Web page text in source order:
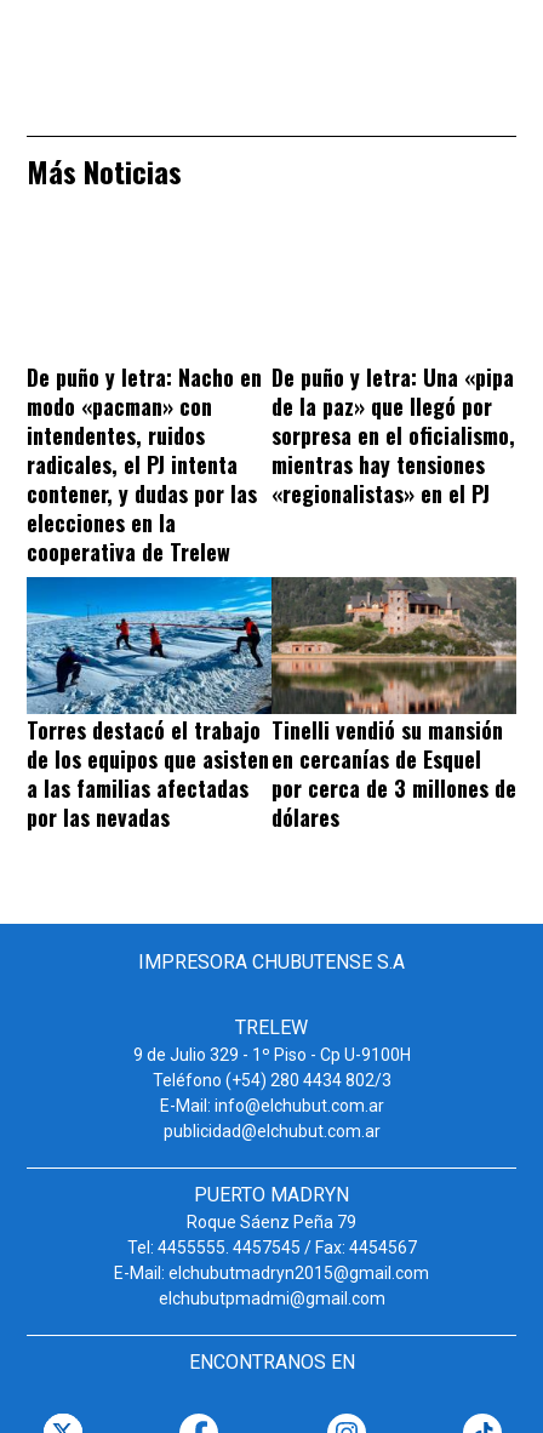
Más Noticias
De puño y letra: Nacho en
modo «pacman» con
intendentes, ruidos
radicales, el PJ intenta
contener, y dudas por las
elecciones en la
cooperativa de Trelew
De puño y letra: Una «pipa
de la paz» que llegó por
sorpresa en el oficialismo,
mientras hay tensiones
«regionalistas» en el PJ
Torres destacó el trabajo
de los equipos que asisten
a las familias afectadas
por las nevadas
Tinelli vendió su mansión
en cercanías de Esquel
por cerca de 3 millones de
dólares
IMPRESORA CHUBUTENSE S.A
TRELEW
9 de Julio 329 - 1º Piso - Cp U-9100H
Teléfono (+54) 280 4434 802/3
E-Mail: info@elchubut.com.ar
publicidad@elchubut.com.ar
PUERTO MADRYN
Roque Sáenz Peña 79
Tel: 4455555. 4457545 / Fax: 4454567
E-Mail: elchubutmadryn2015@gmail.com
elchubutpmadmi@gmail.com
ENCONTRANOS EN